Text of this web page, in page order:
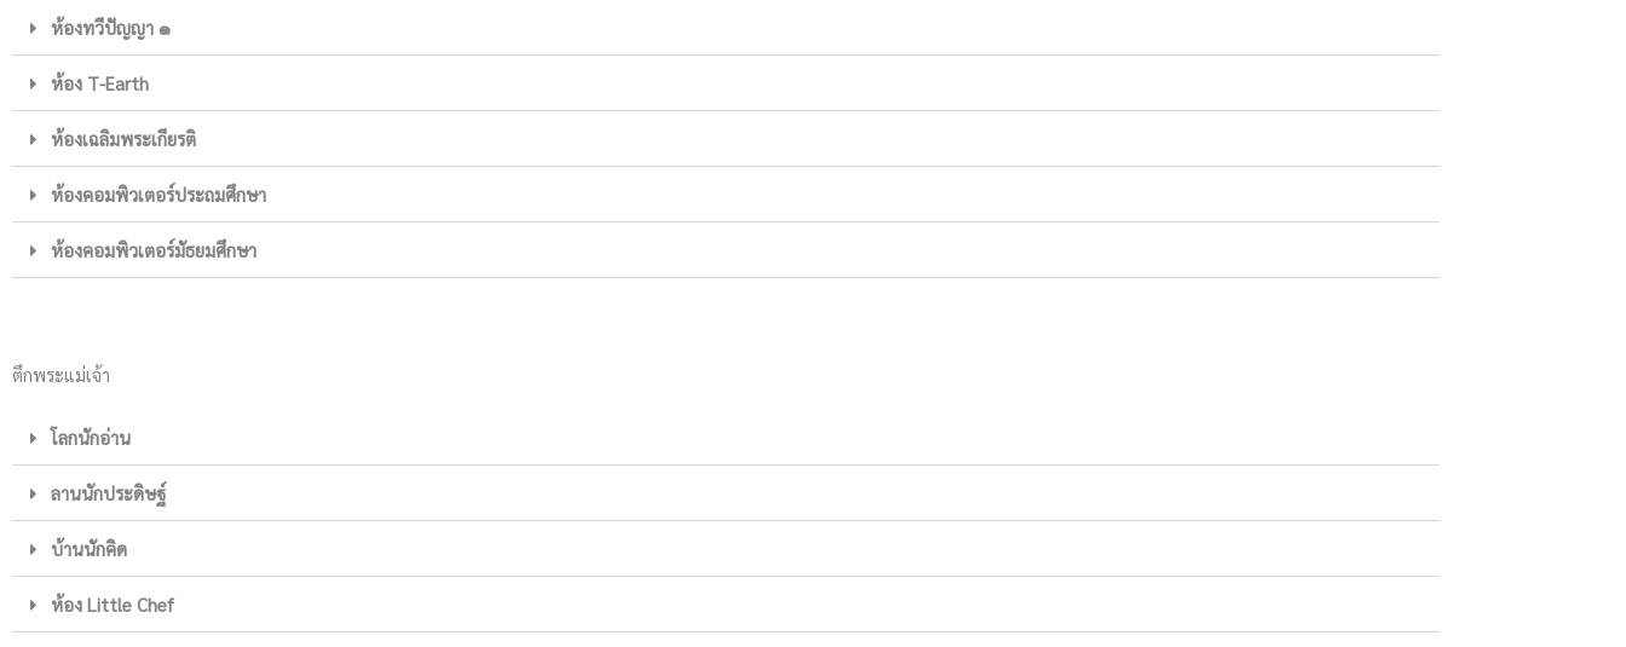
ห้องทวีปัญญา ๑
ห้อง T-Earth
ห้องเฉลิมพระเกียรติ
ห้องคอมพิวเตอร์ประถมศึกษา
ห้องคอมพิวเตอร์มัธยมศึกษา
ตึกพระแม่เจ้า
โลกนักอ่าน
ลานนักประดิษฐ์
บ้านนักคิด
ห้อง Little Chef